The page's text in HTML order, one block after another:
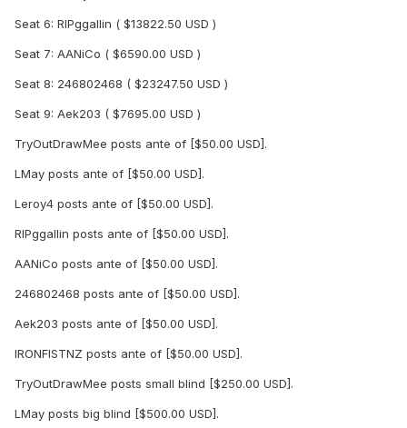
Seat 6: RIPggallin ( $13822.50 USD )
Seat 7: AANiCo ( $6590.00 USD )
Seat 8: 246802468 ( $23247.50 USD )
Seat 9: Aek203 ( $7695.00 USD )
TryOutDrawMee posts ante of [$50.00 USD].
LMay posts ante of [$50.00 USD].
Leroy4 posts ante of [$50.00 USD].
RIPggallin posts ante of [$50.00 USD].
AANiCo posts ante of [$50.00 USD].
246802468 posts ante of [$50.00 USD].
Aek203 posts ante of [$50.00 USD].
IRONFISTNZ posts ante of [$50.00 USD].
TryOutDrawMee posts small blind [$250.00 USD].
LMay posts big blind [$500.00 USD].